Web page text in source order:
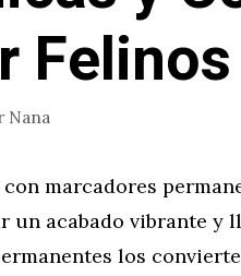
Nana
marcadores
un acabado vibrante y
los